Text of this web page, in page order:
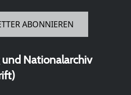
ABONNIEREN
Nationalarchiv